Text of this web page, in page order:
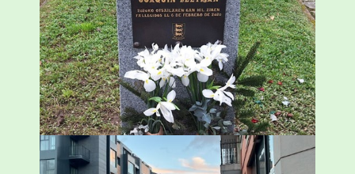
«Azkenengo 40 urteetan Zaldibar jo zuen
ingurumen-hondamendirik larriena»
ESKUALDEA,ZALDIBAR/2024-02-06